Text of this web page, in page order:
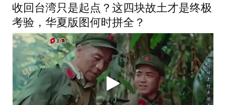
收回台湾只是起点？这四块故土才是终极
考验，华夏版图何时拼全？